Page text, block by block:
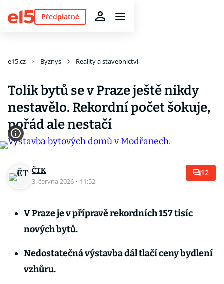
Předplatné
e15.cz Byznys Reality a stavebnictví
Tolik bytů se v Praze ještě nikdy
nestavělo. Rekordní počet šokuje,
pořád ale nestačí
ČTK
3. června 2026 · 11:52
12
V Praze je v přípravě rekordních 157 tisíc
nových bytů.
Nedostatečná výstavba dál tlačí ceny bydlení
vzhůru.